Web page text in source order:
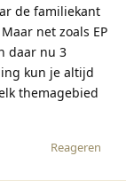
de familiekant
net zoals EP
daar nu 3
kun je altijd
themagebied
Reageren